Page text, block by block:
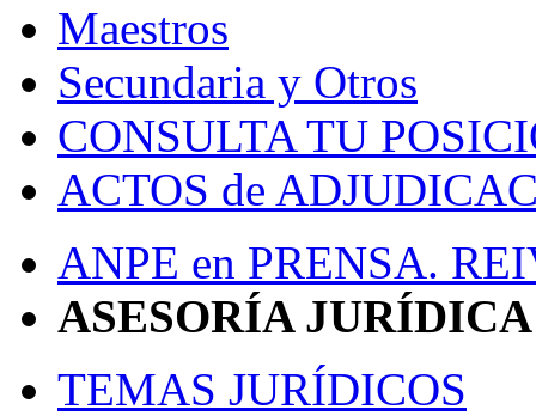
Maestros
Secundaria y Otros
CONSULTA TU
ACTOS de
ANPE en PRENSA.
ASESORÍA JURÍDICA
TEMAS JURÍDICOS